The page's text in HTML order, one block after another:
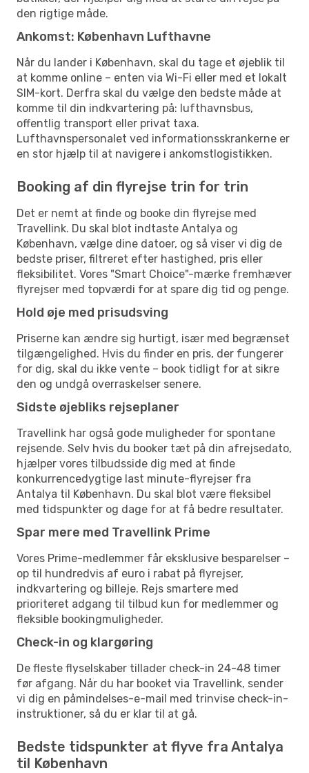
den rigtige måde.
Ankomst: København Lufthavne
Når du lander i København, skal du tage et øjeblik til
at komme online – enten via Wi-Fi eller med et lokalt
SIM-kort. Derfra skal du vælge den bedste måde at
komme til din indkvartering på: lufthavnsbus,
offentlig transport eller privat taxa.
Lufthavnspersonalet ved informationsskrankerne er
en stor hjælp til at navigere i ankomstlogistikken.
Booking af din flyrejse trin for trin
Det er nemt at finde og booke din flyrejse med
Travellink. Du skal blot indtaste Antalya og
København, vælge dine datoer, og så viser vi dig de
bedste priser, filtreret efter hastighed, pris eller
fleksibilitet. Vores "Smart Choice"-mærke fremhæver
flyrejser med topværdi for at spare dig tid og penge.
Hold øje med prisudsving
Priserne kan ændre sig hurtigt, især med begrænset
tilgængelighed. Hvis du finder en pris, der fungerer
for dig, skal du ikke vente – book tidligt for at sikre
den og undgå overraskelser senere.
Sidste øjebliks rejseplaner
Travellink har også gode muligheder for spontane
rejsende. Selv hvis du booker tæt på din afrejsedato,
hjælper vores tilbudsside dig med at finde
konkurrencedygtige last minute-flyrejser fra
Antalya til København. Du skal blot være fleksibel
med tidspunkter og dage for at få bedre resultater.
Spar mere med Travellink Prime
Vores Prime-medlemmer får eksklusive besparelser –
op til hundredvis af euro i rabat på flyrejser,
indkvartering og billeje. Rejs smartere med
prioriteret adgang til tilbud kun for medlemmer og
fleksible bookingmuligheder.
Check-in og klargøring
De fleste flyselskaber tillader check-in 24-48 timer
før afgang. Når du har booket via Travellink, sender
vi dig en påmindelses-e-mail med trinvise check-in-
instruktioner, så du er klar til at gå.
Bedste tidspunkter at flyve fra Antalya
til København